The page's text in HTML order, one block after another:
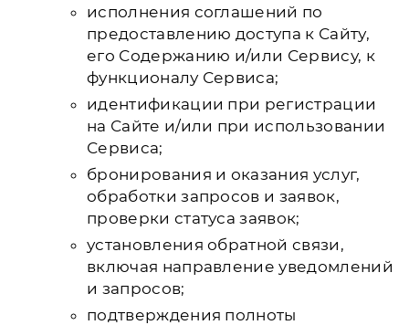
исполнения соглашений по
предоставлению доступа к Сайту,
его Содержанию и/или Сервису, к
функционалу Сервиса;
идентификации при регистрации
на Сайте и/или при использовании
Сервиса;
бронирования и оказания услуг,
обработки запросов и заявок,
проверки статуса заявок;
установления обратной связи,
включая направление уведомлений
и запросов;
подтверждения полноты